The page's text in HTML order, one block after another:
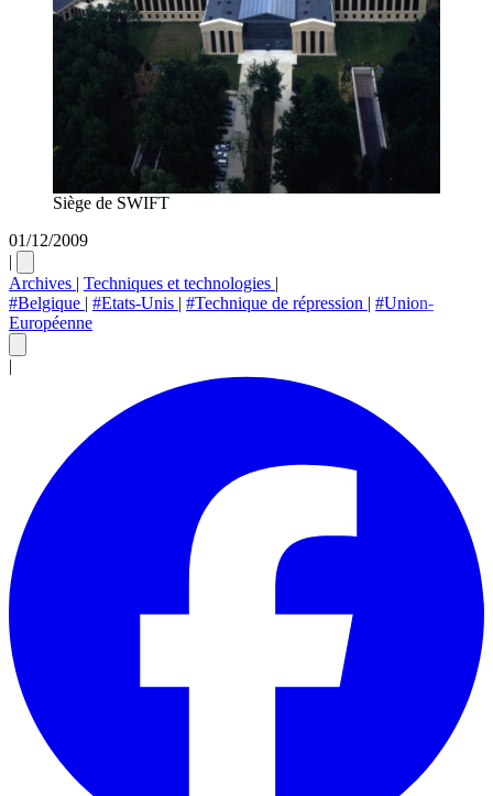
Siège de SWIFT
01/12/2009
|
Archives | Techniques et technologies |
#Belgique | #Etats-Unis | #Technique de répression | #Union-
Européenne
|